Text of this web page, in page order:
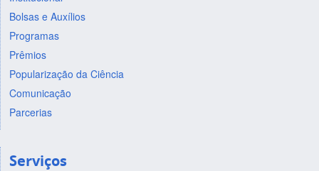
Bolsas e Auxílios
Programas
Prêmios
Popularização da Ciência
Comunicação
Parcerias
Serviços